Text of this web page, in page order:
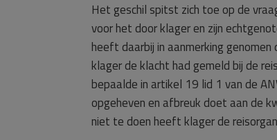
Het geschil spitst zich toe op de
voor het door klager en zijn
heeft daarbij in aanmerking
klager de klacht had gemeld bij de
bepaalde in artikel 19 lid 1 van de
opgeheven en afbreuk doet aan de
niet te doen heeft klager de